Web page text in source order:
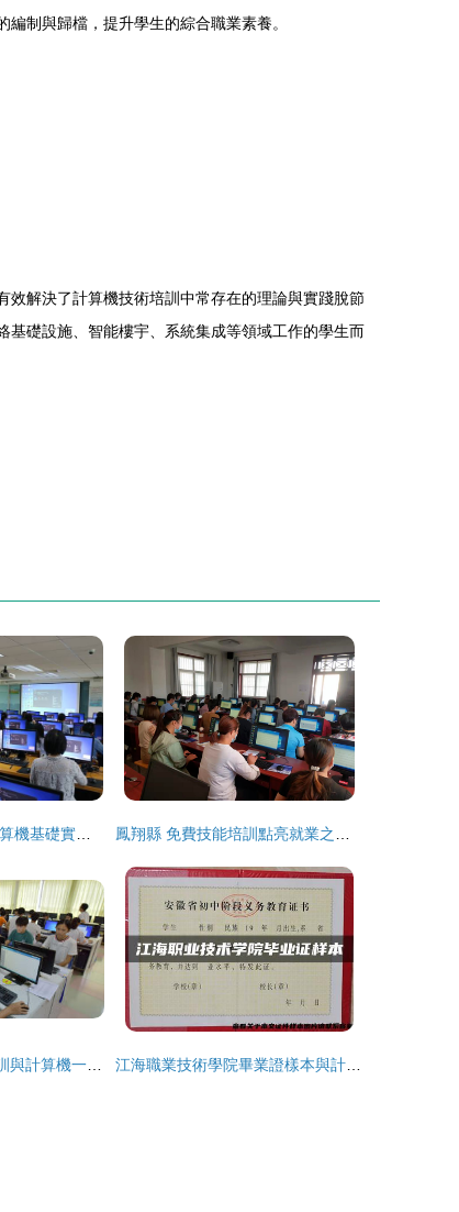
制與歸檔，提升學生的綜合職業素養。
效解決了計算機技術培訓中常存在的理論與實踐脫節
基礎設施、智能樓宇、系統集成等領域工作的學生而